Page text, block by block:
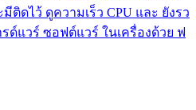
ดไว้ ดูความเร็ว CPU และ ยังรว
ด์แวร์ ซอฟต์แวร์ ในเครื่องด้วย ฟ